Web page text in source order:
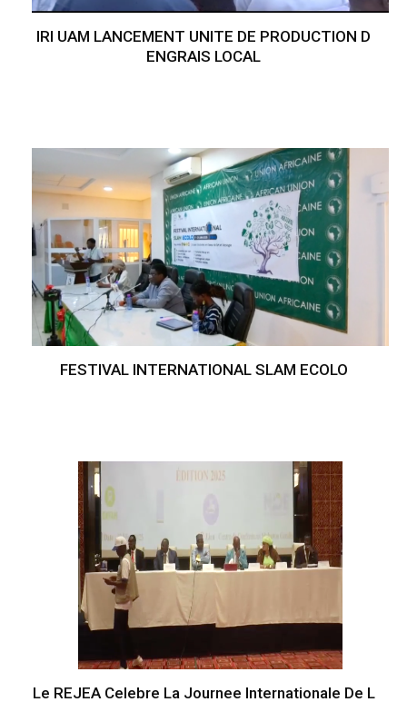
IRI UAM LANCEMENT UNITE DE PRODUCTION D
ENGRAIS LOCAL
FESTIVAL INTERNATIONAL SLAM ECOLO
Le REJEA Celebre La Journee Internationale De L